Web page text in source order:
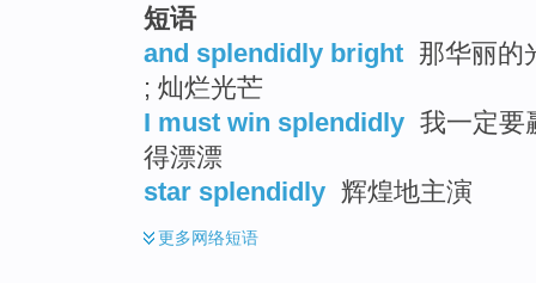
短语
and splendidly bright 那华丽的
; 灿烂光芒
I must win splendidly 我一定要
得漂漂
star splendidly 辉煌地主演
更多网络短语